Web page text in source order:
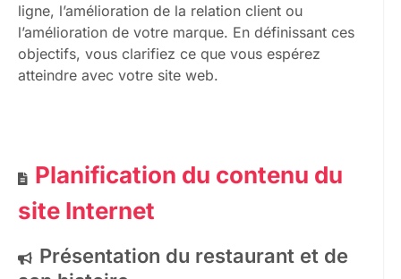
ligne, l’amélioration de la relation client ou
l’amélioration de votre marque. En définissant ces
objectifs, vous clarifiez ce que vous espérez
atteindre avec votre site web.
Planification du contenu du
site Internet
Présentation du restaurant et de